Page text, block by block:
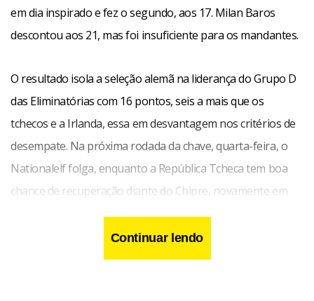
em dia inspirado e fez o segundo, aos 17. Milan Baros
descontou aos 21, mas foi insuficiente para os mandantes.
O resultado isola a seleção alemã na liderança do Grupo D
das Eliminatórias com 16 pontos, seis a mais que os
tchecos e a Irlanda, essa em desvantagem nos critérios de
desempate. Na próxima rodada da chave, quarta-feira, o
Nationalelf folga, enquanto a República Tcheca tem boa
chance de recuperação diante do Chipre, novamente em
Em outra partida deste sábado, válida pelo Grupo C das
Eliminatórias, a Turquia não tomou conhecimento da
Continuar lendo